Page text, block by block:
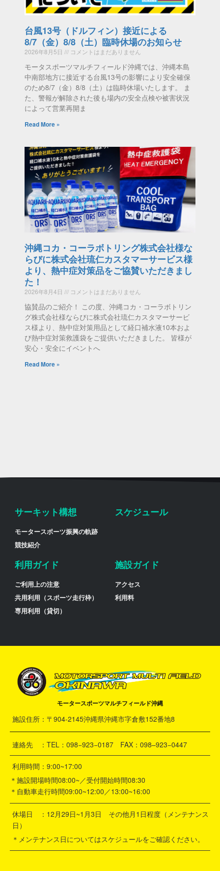
台風13号（ドルフィン）接近による
8/7（金）8/8（土）臨時休場のお知らせ
2026年8月5日 コメントはまだありません
モータスポーツマルチフィールド沖縄では、沖縄本島
中南部地方に接近する台風13号の影響により安全確保
のため8/7（金）8/8（土）は臨時休場いたします。 ま
た、警報が解除された後も場内の安全点検や被害状況
によって営業再開ま
Read More »
沖縄コカ・コーラボトリング株式会社様な
らびに株式会社琉仁カスタマーサービス様
より、熱中症対策品をご協賛いただきまし
た！
2026年8月4日 コメントはまだありません
協賛品のご紹介！ この度、沖縄コカ・コーラボトリン
グ株式会社様ならびに株式会社琉仁カスタマーサービ
ス様より、熱中症対策用品として経口補水液10本およ
び熱中症対策救護袋をご提供いただきました。 皆様が
安心・安全にイベントへ
Read More »
サーキット構想
モータースポーツ振興の軌跡
競技紹介
スケジュール
利用ガイド
ご利用上の注意
共用利用（スポーツ走行枠）
専用利用（貸切）
施設ガイド
アクセス
利用料
モータースポーツマルチフィールド沖縄
施設住所：〒904-2145沖縄県沖縄市字倉敷152番地8
連絡先 ：TEL：098−923−0187 FAX：098–923−0447
利用時間：9:00~17:00
＊施設開場時間08:00~／受付開始時間08:30
＊自動車走行時間09:00~12:00／13:00~16:00
休場日 ：12月29日~1月3日 その他月1日程度（メンテナンス
日）
＊メンテナンス日についてはスケジュールをご確認ください。